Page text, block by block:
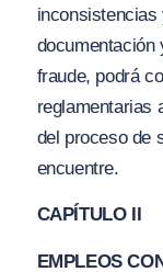
inconsistencias
documentación
fraude, podrá
reglamentarias
del proceso de
encuentre.
CAPÍTULO II
EMPLEOS